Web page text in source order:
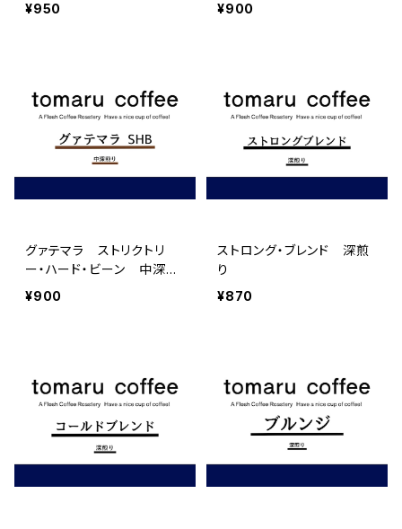
¥950
¥900
グァテマラ ストリクトリ
ー・ハード・ビーン 中深煎
り
¥900
ストロング・ブレンド 深煎
り
¥870